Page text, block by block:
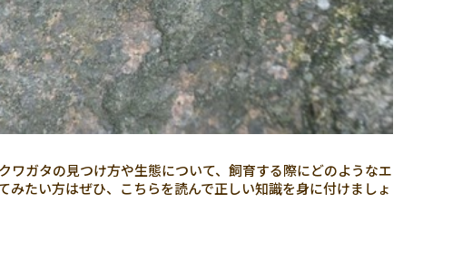
ワガタの見つけ方や生態について、飼育する際にどのようなエ
たい方はぜひ、こちらを読んで正しい知識を身に付けましょ